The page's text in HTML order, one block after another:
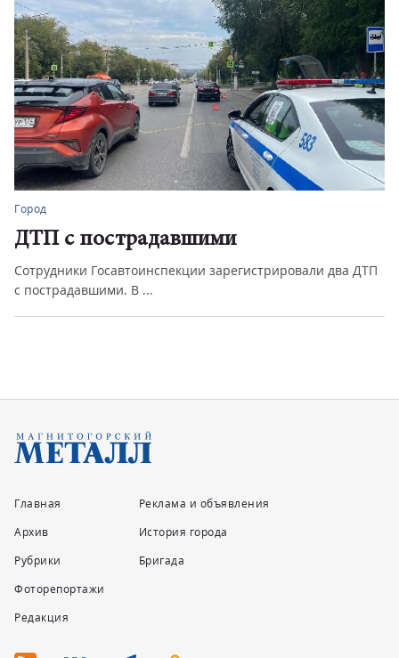
Город
ДТП с пострадавшими
Сотрудники Госавтоинспекции зарегистрировали два ДТП
с пострадавшими. В ...
Главная
Архив
Рубрики
Фоторепортажи
Редакция
Реклама и объявления
История города
Бригада